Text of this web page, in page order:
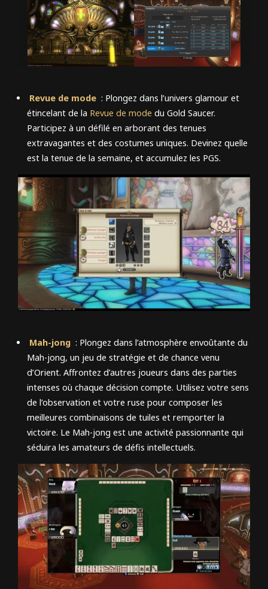
Revue de mode : Plongez dans l’univers glamour et
étincelant de la Revue de mode du Gold Saucer.
Participez à un défilé en arborant des tenues
extravagantes et des costumes uniques. Devinez quelle
est la tenue de la semaine, et accumulez les PGS.
Mah-jong : Plongez dans l’atmosphère envoûtante du
Mah-jong, un jeu de stratégie et de chance venu
d’Orient. Affrontez d’autres joueurs dans des parties
intenses où chaque décision compte. Utilisez votre sens
de l’observation et votre ruse pour composer les
meilleures combinaisons de tuiles et remporter la
victoire. Le Mah-jong est une activité passionnante qui
séduira les amateurs de défis intellectuels.